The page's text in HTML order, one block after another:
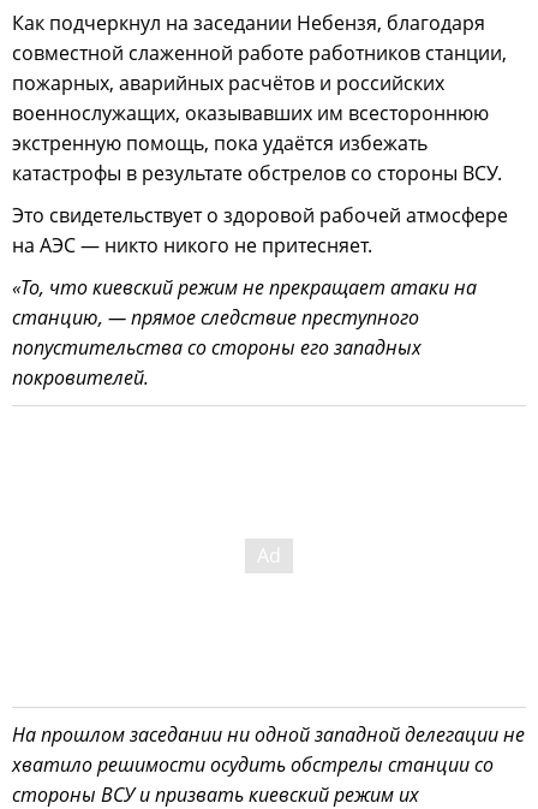
Как подчеркнул на заседании Небензя, благодаря
совместной слаженной работе работников станции,
пожарных, аварийных расчётов и российских
военнослужащих, оказывавших им всестороннюю
экстренную помощь, пока удаётся избежать
катастрофы в результате обстрелов со стороны ВСУ.
Это свидетельствует о здоровой рабочей атмосфере
на АЭС — никто никого не притесняет.
«То, что киевский режим не прекращает атаки на
станцию, — прямое следствие преступного
попустительства со стороны его западных
покровителей.
На прошлом заседании ни одной западной делегации не
хватило решимости осудить обстрелы станции со
стороны ВСУ и призвать киевский режим их